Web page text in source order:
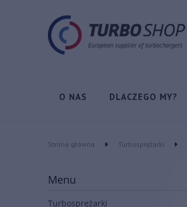
O NAS DLACZEGO MY?
Strona główna Turbosprężarki
Menu
Turbosprężarki